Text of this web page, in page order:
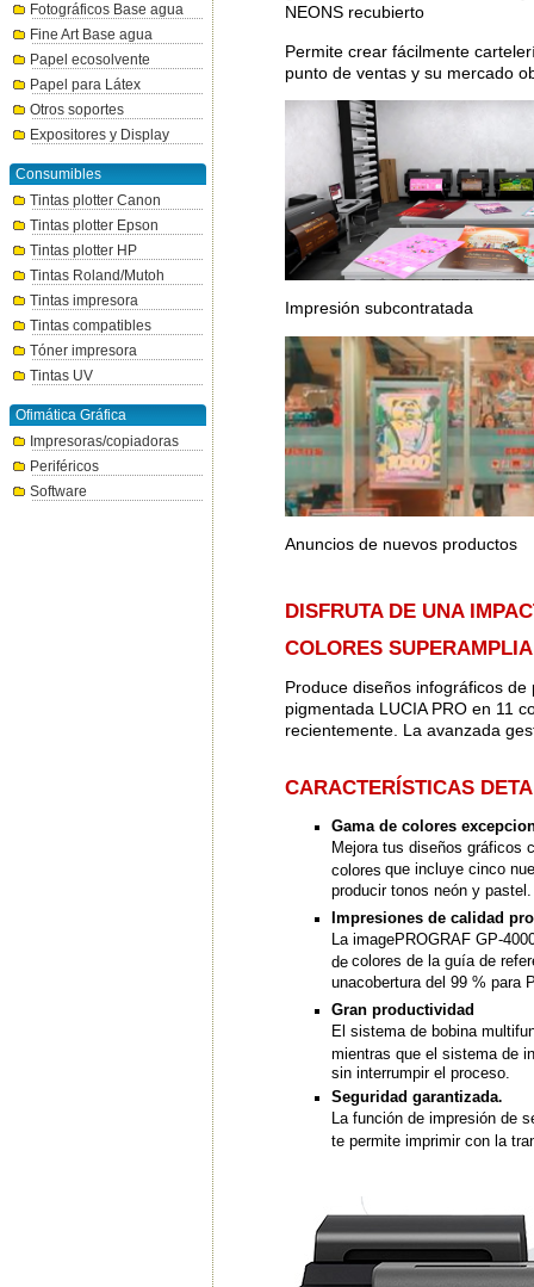
Fotográficos Base agua
Fine Art Base agua
Papel ecosolvente
Papel para Látex
Otros soportes
Expositores y Display
Consumibles
Tintas plotter Canon
Tintas plotter Epson
Tintas plotter HP
Tintas Roland/Mutoh
Tintas impresora
Tintas compatibles
Tóner impresora
Tintas UV
Ofimática Gráfica
Impresoras/copiadoras
Periféricos
Software
NEONS recubierto
Permite crear fácilmente
punto de ventas y su mercado
Impresión subcontratada
Anuncios de nuevos productos
DISFRUTA DE UNA
COLORES
Produce diseños infográficos
pigmentada LUCIA PRO en 11
recientemente. La avanzada
CARACTERÍSTICAS
Gama de colores
Mejora tus diseños gráficos
colores que incluye cinco
producirtonos neón y pastel.
Impresiones de calidad
La imagePROGRAF GP-
de colores de la guía de
unacoberturadel 99 % para
Gran productividad
El sistema de bobina
mientras que el sistema de
sin interrumpir el proceso.
Seguridad garantizada.
La función de impresión de
te permite imprimir con la